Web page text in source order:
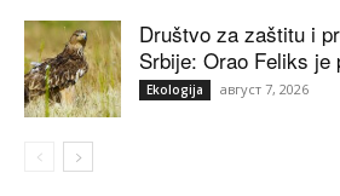
Društvo za zaštitu i
Srbije: Orao Feliks je
Ekologija август 7, 2026